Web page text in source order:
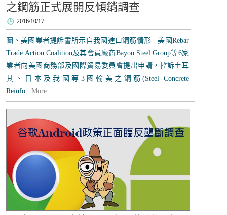
之鋼筋正式展開反傾銷調查
2016/10/17
圖、美國業者提訴書所示自我國進口鋼筋情形 美國Rebar
Trade Action Coalition及其會員廠商Bayou Steel Group等6家
業者向美國商務部及國際貿易委員會提出申請，控訴土耳
其、日本及我國等3國輸美之鋼筋(Steel Concrete
Reinfo...More